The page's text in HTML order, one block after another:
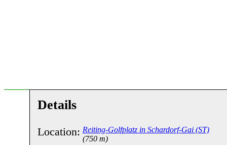
Details
Location: Reiting-Golfplatz in Schardorf-Gai (ST)
(750 m)